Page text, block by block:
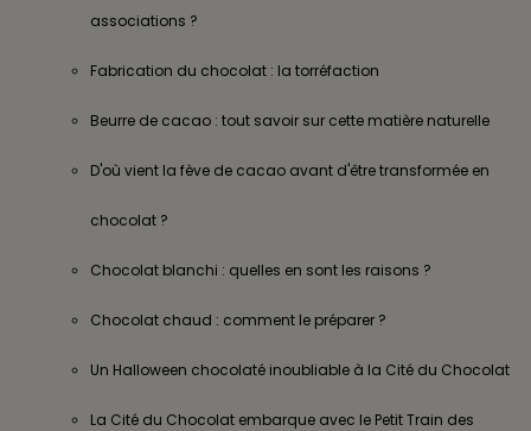
associations ?
Fabrication du chocolat : la torréfaction
Beurre de cacao : tout savoir sur cette matière naturelle
D'où vient la fève de cacao avant d'être transformée en
chocolat ?
Chocolat blanchi : quelles en sont les raisons ?
Chocolat chaud : comment le préparer ?
Un Halloween chocolaté inoubliable à la Cité du Chocolat
La Cité du Chocolat embarque avec le Petit Train des